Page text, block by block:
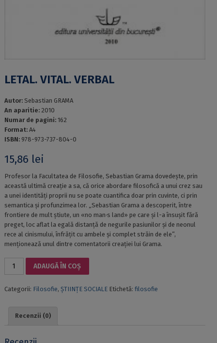
LETAL. VITAL. VERBAL
Autor: Sebastian GRAMA
An aparitie: 2010
Numar de pagini: 162
Format: A4
ISBN: 978-973-737-804-0
15,86 lei
Profesor la Facultatea de Filosofie, Sebastian Grama dovedește, prin
această ultimă creație a sa, că orice abordare filosofică a unui crez sau
a unei identități proprii nu se poate cuantifica doar prin cuvinte, ci prin
semantica și profunzimea lor. „Sebastian Grama a descoperit, între
frontiere de mult știute, un «no manۥs land» pe care și l-a însușit fără
preget, loc aflat la egală distanță de negurile pasiunilor și de neonul
rece al cinismului, înfrățit cu ambele și complet străin de ele”,
menționează unul dintre comentatorii creației lui Grama.
Cantitate
VERBAL
ADAUGĂ ÎN COȘ
Categorii: Filosofie, ȘTIINȚE SOCIALE Etichetă: filosofie
Recenzii (0)